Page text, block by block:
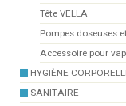
Tête VELLA
Pompes doseuses
Accessoire pour
HYGIÈNE
SANITAIRE